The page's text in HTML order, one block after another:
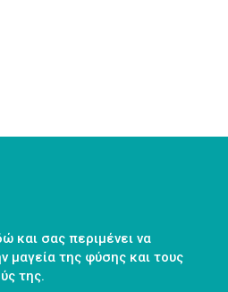
και σας περιμένει να
μαγεία της φύσης και τους
της.